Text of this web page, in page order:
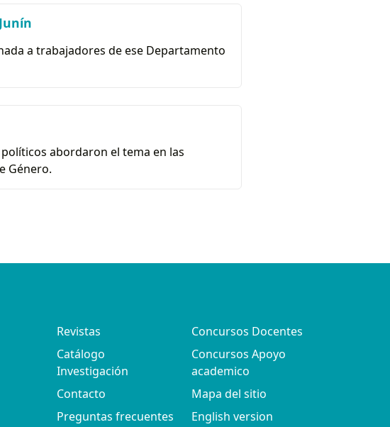
a trabajadores de ese Departamento
abordaron el tema en las
Género.
Revistas
Catálogo
Investigación
Contacto
Preguntas frecuentes
Concursos Docentes
Concursos Apoyo
academico
Mapa del sitio
English version